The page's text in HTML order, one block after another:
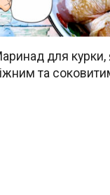
для курки,
та